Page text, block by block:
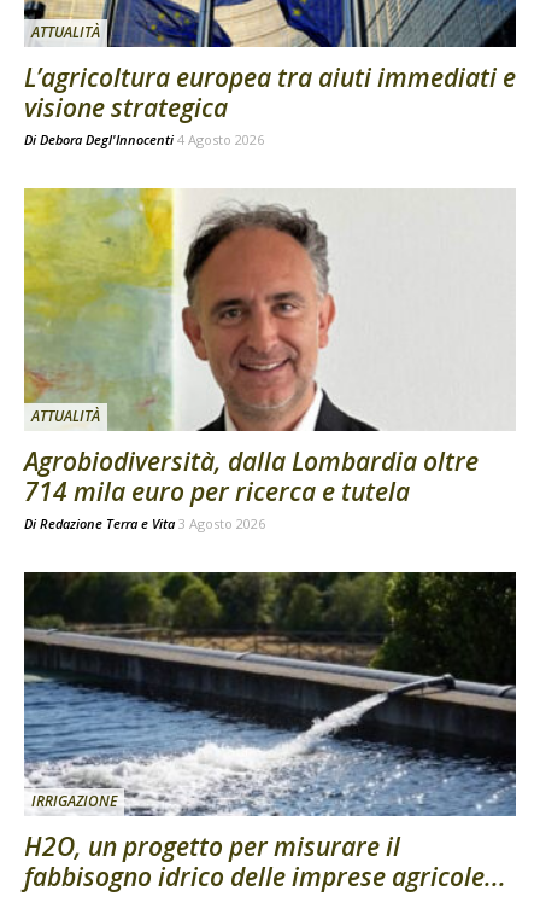
ATTUALITÀ
L’agricoltura europea tra aiuti immediati e
visione strategica
Di Debora Degl'Innocenti 4 Agosto 2026
ATTUALITÀ
Agrobiodiversità, dalla Lombardia oltre
714 mila euro per ricerca e tutela
Di Redazione Terra e Vita 3 Agosto 2026
IRRIGAZIONE
H2O, un progetto per misurare il
fabbisogno idrico delle imprese agricole...